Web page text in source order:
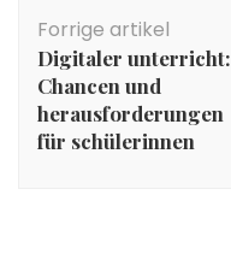
Forrige artikel
Digitaler unterricht:
Chancen und
herausforderungen
für schülerinnen